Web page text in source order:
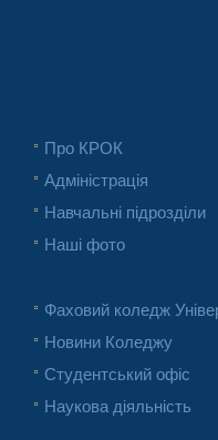
Про КРОК
Адміністрація
Навчальні підрозділи
Наші фото
Фаховий коледж
Новини Коледжу
Студентський офіс
Наукова діяльність